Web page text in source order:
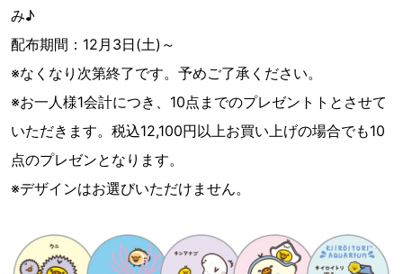
み♪
配布期間：12月3日(土)～
※なくなり次第終了です。予めご了承ください。
※お一人様1会計につき、10点までのプレゼントトとさせて
いただきます。税込12,100円以上お買い上げの場合でも10
点のプレゼンとなります。
※デザインはお選びいただけません。